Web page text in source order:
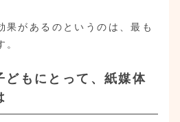
果があるのというのは、最も
。
どもにとって、紙媒体